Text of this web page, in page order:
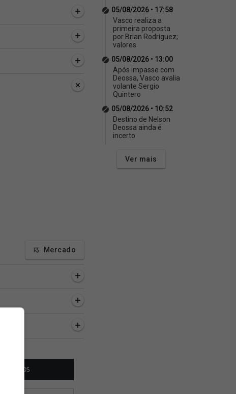
Mercado
05/08/2026 • 17:58
Vasco realiza a
primeira proposta
por Brian Rodríguez;
valores
05/08/2026 • 13:00
Após impasse com
Deossa, Vasco avalia
volante Sergio
Quintero
05/08/2026 • 10:52
Destino de Nelson
Deossa ainda é
incerto
Ver mais